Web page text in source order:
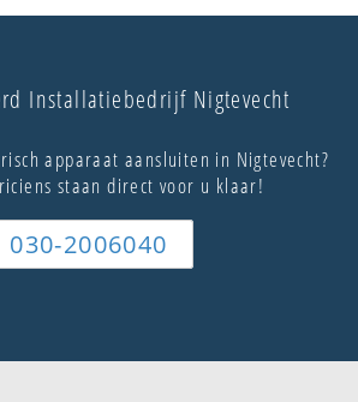
Installatiebedrijf Nigtevecht
apparaat aansluiten in Nigtevecht?
staan direct voor u klaar!
030-2006040